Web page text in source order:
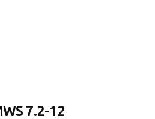
7.2-12